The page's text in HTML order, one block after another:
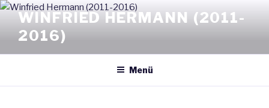
Zum
Inhalt
springen
WINFRIED HERMANN (2011-
2016)
Menü